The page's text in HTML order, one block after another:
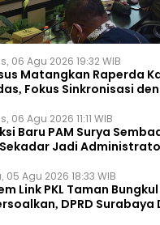
06 Agu 2026 19:32 WIB
Matangkan Raperda
Fokus Sinkronisasi
06 Agu 2026 11:11 WIB
Baru PAM Surya
Jadi
05 Agu 2026 18:33 WIB
Link PKL Taman Bungkul
DPRD Surabaya